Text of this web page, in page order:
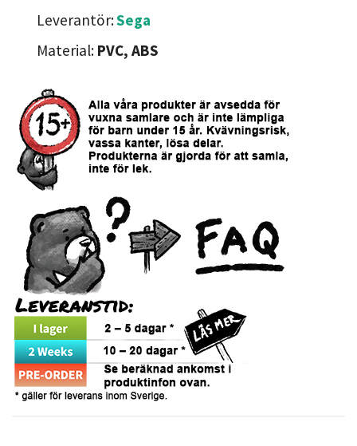
Leverantör:Sega
Material: PVC, ABS